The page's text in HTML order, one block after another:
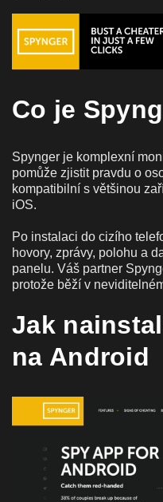
Co je
Spynger je komplexní
pomůže zjistit pravdu o
kompatibilní s většinou
iOS.
Po instalaci do cizího
hovory, zprávy, polohu a
panelu. Váš partner
protože běží v
Jak
na Android